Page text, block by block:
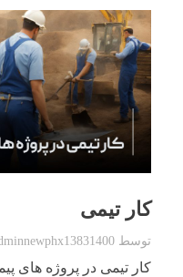
کار تیمی
توسط
کار تیمی در پروژه های